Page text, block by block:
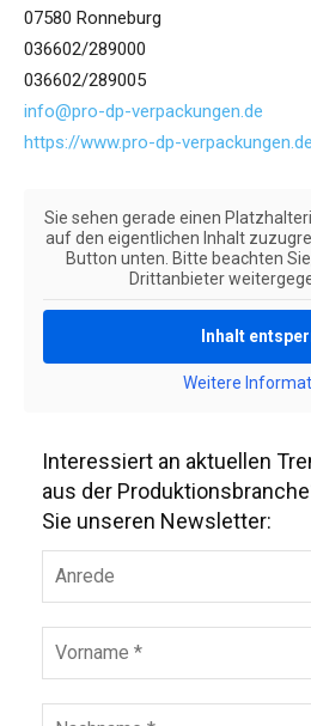
07580 Ronneburg
036602/289000
036602/289005
info@pro-dp-verpackungen.de
https://www.pro-dp-verpackungen.de
Sie sehen gerade einen
auf den eigentlichen Inhalt
Button unten. Bitte beachten
Drittanbieter
Inhalt
Weitere
Interessiert an aktuellen
aus der
Sie unseren Newsletter: